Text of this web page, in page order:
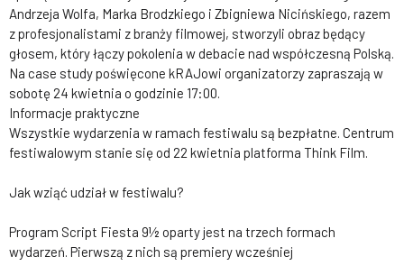
Andrzeja Wolfa, Marka Brodzkiego i Zbigniewa Nicińskiego, razem
z profesjonalistami z branży filmowej, stworzyli obraz będący
głosem, który łączy pokolenia w debacie nad współczesną Polską.
Na case study poświęcone kRAJowi organizatorzy zapraszają w
sobotę 24 kwietnia o godzinie 17:00.
Informacje praktyczne
Wszystkie wydarzenia w ramach festiwalu są bezpłatne. Centrum
festiwalowym stanie się od 22 kwietnia platforma Think Film.
Jak wziąć udział w festiwalu?
Program Script Fiesta 9½ oparty jest na trzech formach
wydarzeń. Pierwszą z nich są premiery wcześniej